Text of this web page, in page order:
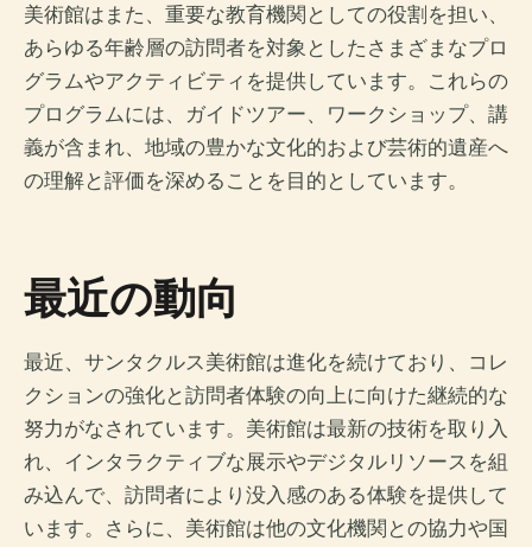
美術館はまた、重要な教育機関としての役割を担い、
あらゆる年齢層の訪問者を対象としたさまざまなプロ
グラムやアクティビティを提供しています。これらの
プログラムには、ガイドツアー、ワークショップ、講
義が含まれ、地域の豊かな文化的および芸術的遺産へ
の理解と評価を深めることを目的としています。
最近の動向
最近、サンタクルス美術館は進化を続けており、コレ
クションの強化と訪問者体験の向上に向けた継続的な
努力がなされています。美術館は最新の技術を取り入
れ、インタラクティブな展示やデジタルリソースを組
み込んで、訪問者により没入感のある体験を提供して
います。さらに、美術館は他の文化機関との協力や国